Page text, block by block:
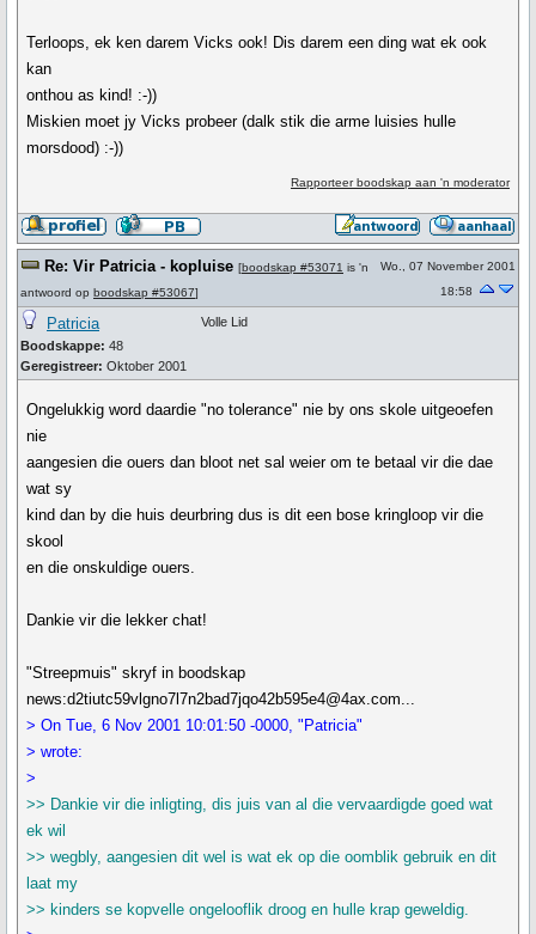
Terloops, ek ken darem Vicks ook! Dis darem een ding wat ek ook
kan
onthou as kind! :-))
Miskien moet jy Vicks probeer (dalk stik die arme luisies hulle
morsdood) :-))
Rapporteer boodskap aan 'n moderator
Re: Vir Patricia - kopluise [boodskap #53071 is 'n
antwoord op boodskap #53067]
Wo., 07 November 2001
18:58
Patricia
Boodskappe: 48
Geregistreer: Oktober 2001
Volle Lid
Ongelukkig word daardie "no tolerance" nie by ons skole uitgeoefen
nie
aangesien die ouers dan bloot net sal weier om te betaal vir die dae
wat sy
kind dan by die huis deurbring dus is dit een bose kringloop vir die
skool
en die onskuldige ouers.
Dankie vir die lekker chat!
"Streepmuis" skryf in boodskap
news:d2tiutc59vlgno7l7n2bad7jqo42b595e4@4ax.com...
> On Tue, 6 Nov 2001 10:01:50 -0000, "Patricia"
> wrote:
>
>> Dankie vir die inligting, dis juis van al die vervaardigde goed wat
ek wil
>> wegbly, aangesien dit wel is wat ek op die oomblik gebruik en dit
laat my
>> kinders se kopvelle ongelooflik droog en hulle krap geweldig.